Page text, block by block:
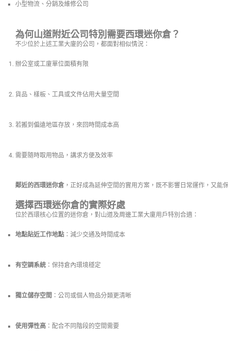
小型物流、分銷及維修公司
為何山道附近公司特別需要西環迷你倉？
不少位於上述工業大廈的公司，都面對相似情況：
辦公室或工廈單位面積有限
貨品、樣板、工具或文件佔用大量空間
若搬到偏遠地區存放，來回時間成本高
需要隨時取用物品，講求方便及效率
鄰近的西環迷你倉 ，正好成為延伸空間的實用方案，既不影響日常運作，又能
選擇西環迷你倉的實際好處
位於西環核心位置的迷你倉，對山道及周邊工業大廈用戶特別合適：
地點貼近工作地點 ：減少交通及時間成本
有空調系統 ：保持倉內環境穩定
獨立儲存空間 ：公司或個人物品分類更清晰
使用彈性高 ：配合不同階段的空間需要